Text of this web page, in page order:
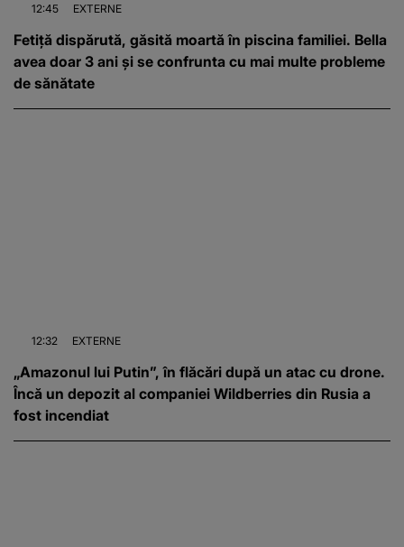
12:45 EXTERNE
Fetiță dispărută, găsită moartă în piscina familiei. Bella
avea doar 3 ani și se confrunta cu mai multe probleme
de sănătate
12:32 EXTERNE
„Amazonul lui Putin”, în flăcări după un atac cu drone.
Încă un depozit al companiei Wildberries din Rusia a
fost incendiat